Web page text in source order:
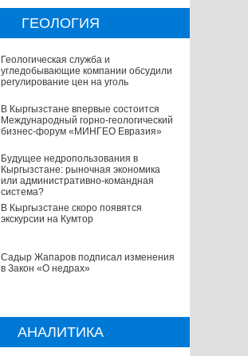
ГЕОЛОГИЯ
Геологическая служба и
угледобывающие компании обсудили
регулирование цен на уголь
В Кыргызстане впервые состоится
Международный горно-геологический
бизнес-форум «МИНГЕО Евразия»
Будущее недропользования в
Кыргызстане: рыночная экономика
или административно-командная
система?
В Кыргызстане скоро появятся
экскурсии на Кумтор
Садыр Жапаров подписал изменения
в Закон «О недрах»
АНАЛИТИКА